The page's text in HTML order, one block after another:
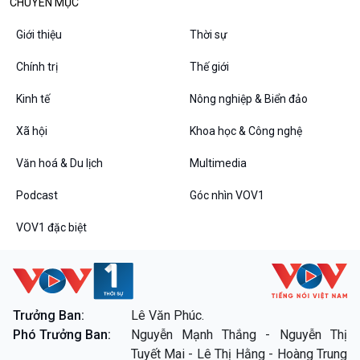
Tin Văn hoá & Du lịch
Câu chuyện Thể thao
Infographic
E-Magazine
Podcast
Góc nhìn VOV1
Bình luận
Câu chuyện thời sự
VOV1 đặc biệt
Giới thiệu Thời sự
Chính trị Thế giới
Kinh tế Nông nghiệp & Biển đảo
Xã hội Khoa học & Công nghệ
Văn hoá & Du lịch Multimedia
Podcast Góc nhìn VOV1
VOV1 đặc biệt
Trưởng Ban:
Lê Văn Phúc.
Phó Trưởng Ban:
Nguyễn Mạnh Thắng - Nguyễn Thị
Tuyết Mai - Lê Thị Hằng - Hoàng Trung